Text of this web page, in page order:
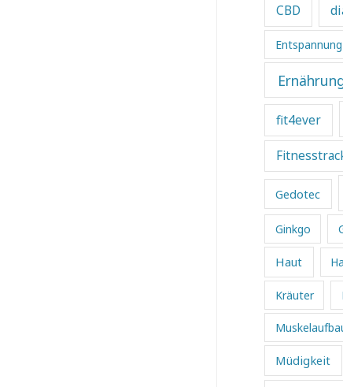
CBD
Entspannung
fit4ever
Gedotec
Ginkgo
Haut
Kräuter
Müdigkeit